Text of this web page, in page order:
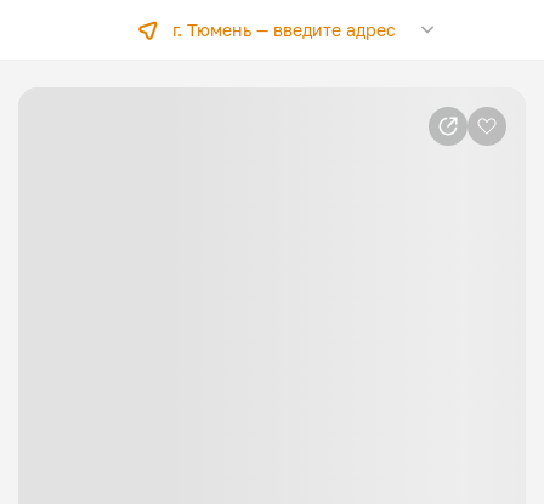
г. Тюмень — введите адрес